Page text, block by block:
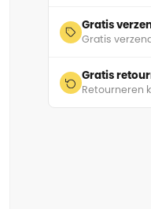
Gratis
Gratis
Gratis
Retourneren